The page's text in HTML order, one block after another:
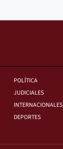
POLÍTICA
JUDICIALES
INTERNACIONALES
DEPORTES